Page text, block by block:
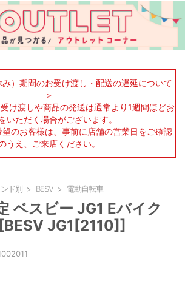
み）期間のお受け渡し・配送の遅延について
＞
け渡しや商品の発送は通常より1週間ほどお
いただく場合がございます。
のお客様は、事前に店舗の営業日をご確認
うえ、ご来店ください。
ド別 BESV 電動自転車
ベスビー JG1 Eバイク
JG1[2110]]